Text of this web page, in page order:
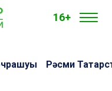
16+
Рәсми